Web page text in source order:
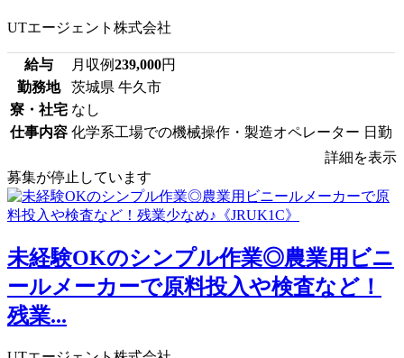
UTエージェント株式会社
給与 月収例239,000円
勤務地
茨城県 牛久市
寮・社宅 なし
仕事内容 化学系工場での機械操作・製造オペレーター 日勤
詳細を表示
募集が停止しています
未経験OKのシンプル作業◎農業用ビニ
ールメーカーで原料投入や検査など！
残業...